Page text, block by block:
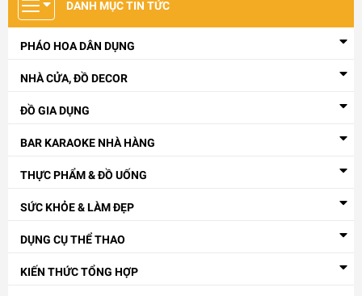
Thông số sản phẩm
Mã sản phẩm: MS033
Chất liệu: Inox mạ titan + mặt kính/ đá marble
Kích thước: 1200 × 650 × 550 mm (tùy chỉnh theo yêu cầu)
Màu sắc: Vàng ánh kim, xanh ánh kim (LED xanh/ trắng
nổi bật)
DANH MỤC TIN TỨC
PHÁO HOA DÂN DỤNG
NHÀ CỬA, ĐỒ DECOR
ĐỒ GIA DỤNG
BAR KARAOKE NHÀ HÀNG
THỰC PHẨM & ĐỒ UỐNG
SỨC KHỎE & LÀM ĐẸP
DỤNG CỤ THỂ THAO
KIẾN THỨC TỔNG HỢP